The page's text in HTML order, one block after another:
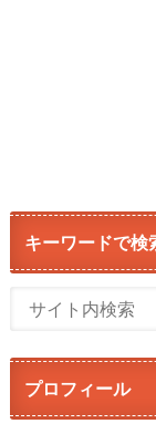
キーワードで検
プロフィール